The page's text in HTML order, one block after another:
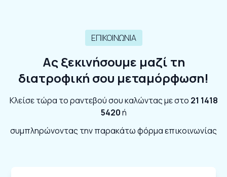
ΕΠΙΚΟΙΝΩΝΙΑ
Ας ξεκινήσουμε μαζί τη
διατροφική σου μεταμόρφωση!
Κλείσε τώρα το ραντεβού σου καλώντας με στο 21 1418
5420ή
συμπληρώνοντας την παρακάτω φόρμα επικοινωνίας